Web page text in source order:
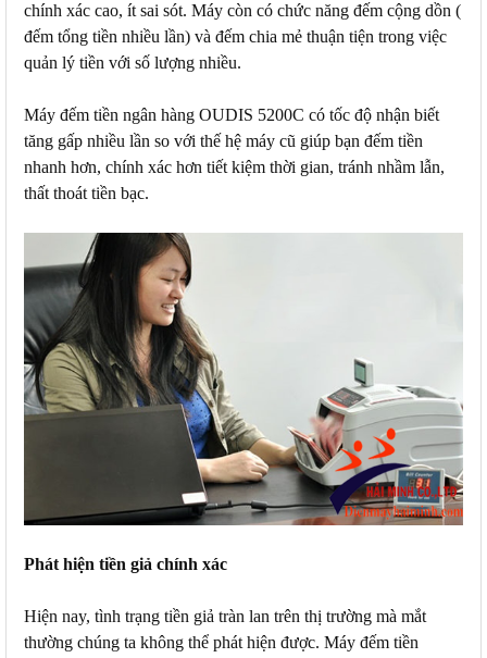
chính xác cao, ít sai sót. Máy còn có chức năng đếm cộng dồn (
đếm tổng tiền nhiều lần) và đếm chia mẻ thuận tiện trong việc
quản lý tiền với số lượng nhiều.
Máy đếm tiền ngân hàng OUDIS 5200C có tốc độ nhận biết
tăng gấp nhiều lần so với thế hệ máy cũ giúp bạn đếm tiền
nhanh hơn, chính xác hơn tiết kiệm thời gian, tránh nhầm lẫn,
thất thoát tiền bạc.
Phát hiện tiền giả chính xác
Hiện nay, tình trạng tiền giả tràn lan trên thị trường mà mắt
thường chúng ta không thể phát hiện được. Máy đếm tiền